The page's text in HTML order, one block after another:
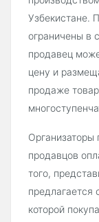
Узбекистане.
ограничены в
продавец
цену и
продаже
Организаторы
продавцов
того,
предлагается
которой